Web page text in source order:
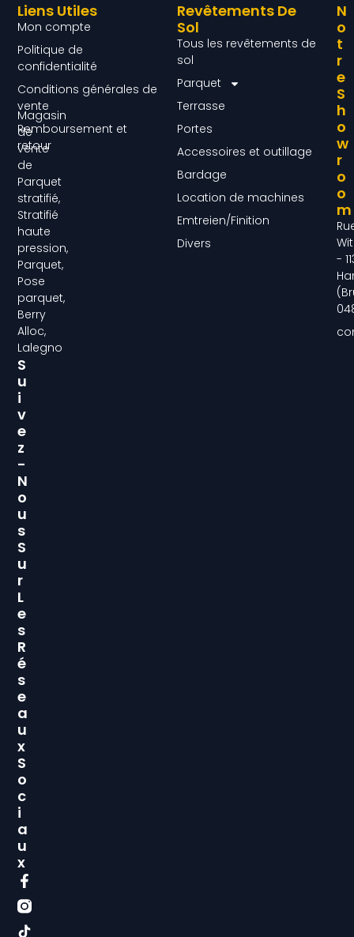
Magasin
de
vente
de
Parquet
stratifié,
Stratifié
haute
pression,
Parquet,
Pose
parquet,
Berry
Alloc,
Lalegno
S
U
I
V
E
Z
-
N
O
U
S
S
U
R
L
E
S
R
É
S
E
A
U
X
S
O
C
I
A
U
X
Revêtements De
Sol
Tous les revêtements de
sol
Parquet
Terrasse
Portes
Accessoires et outillage
Bardage
Location de machines
Emtreien/Finition
Divers
Liens Utiles
Mon compte
Politique de
confidentialité
Conditions générales de
vente
Remboursement et
retour
N
O
T
R
E
S
H
O
W
R
O
O
M
-